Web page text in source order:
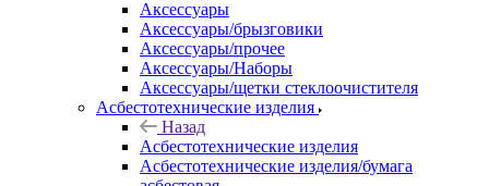
Аксессуары
Аксессуары/брызговики
Аксессуары/прочее
Аксессуары/Наборы
Аксессуары/щетки стеклоочистителя
Асбестотехнические изделия
Назад
Асбестотехнические изделия
Асбестотехнические изделия/бумага